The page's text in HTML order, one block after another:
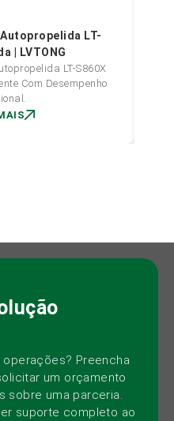
LT-
| LVTONG
LT-S860X
Com Desempenho
Preencha
um orçamento
sobre uma parceria.
suporte completo ao